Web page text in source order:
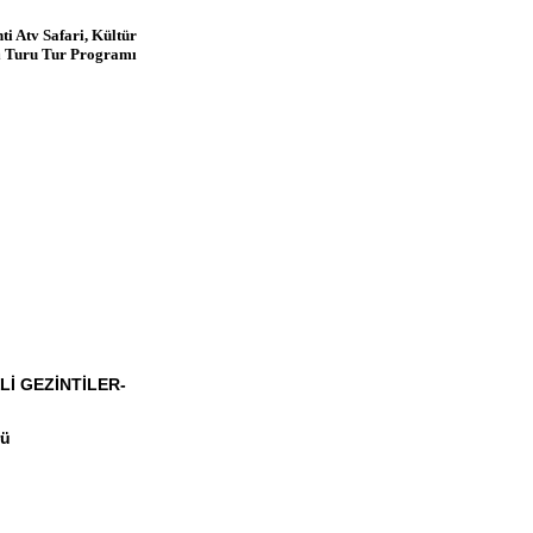
Atv Safari, Kültür
Turu Tur Programı
GEZİNTİLER-